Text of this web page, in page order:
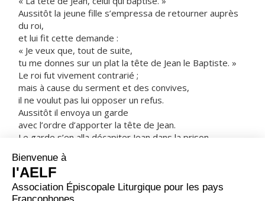
Aussitôt la jeune fille s’empressa de retourner auprès
du roi,
et lui fit cette demande :
« Je veux que, tout de suite,
tu me donnes sur un plat la tête de Jean le Baptiste. »
Le roi fut vivement contrarié ;
mais à cause du serment et des convives,
il ne voulut pas lui opposer un refus.
Aussitôt il envoya un garde
avec l’ordre d’apporter la tête de Jean.
Le garde s’en alla décapiter Jean dans la prison.
la donna à la jeune fille,
et la jeune fille la donna à sa mère.
Ayant appris cela,